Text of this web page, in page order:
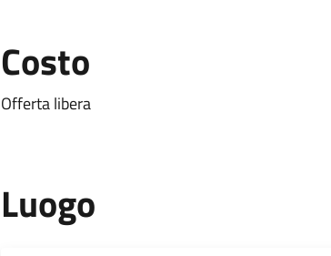
Costo
Offerta libera
Luogo